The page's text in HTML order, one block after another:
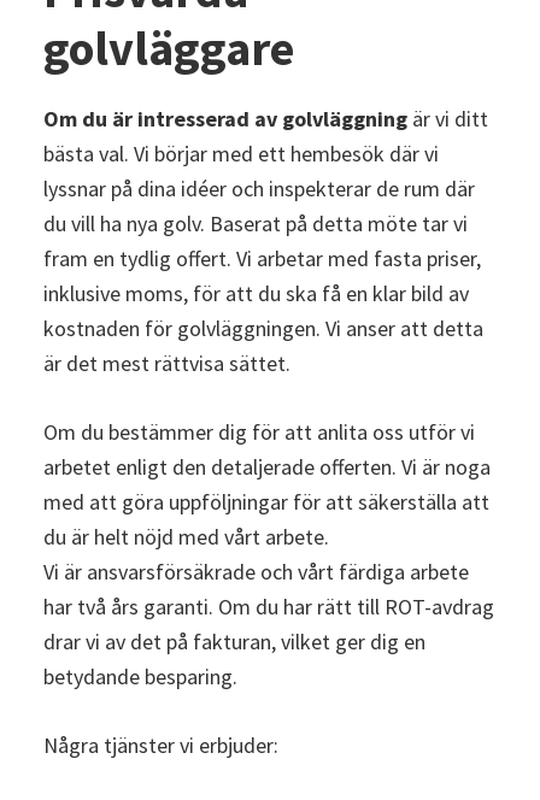
golvläggare
Om du är intresserad av golvläggningär vi ditt
bästa val. Vi börjar med ett hembesök där vi
lyssnar på dina idéer och inspekterar de rum där
du vill ha nya golv. Baserat på detta möte tar vi
fram en tydlig offert. Vi arbetar med fasta priser,
inklusive moms, för att du ska få en klar bild av
kostnaden för golvläggningen. Vi anser att detta
är det mest rättvisa sättet.
Om du bestämmer dig för att anlita oss utför vi
arbetet enligt den detaljerade offerten. Vi är noga
med att göra uppföljningar för att säkerställa att
du är helt nöjd med vårt arbete.
Vi är ansvarsförsäkrade och vårt färdiga arbete
har två års garanti. Om du har rätt till ROT-avdrag
drar vi av det på fakturan, vilket ger dig en
betydande besparing.
Några tjänster vi erbjuder: